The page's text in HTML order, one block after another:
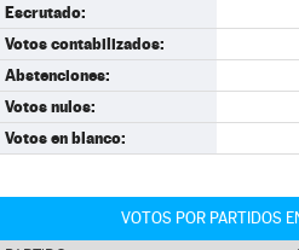
Escrutado:
Votos contabilizados:
Abstenciones:
Votos nulos:
Votos en blanco:
VOTOS POR PARTIDOS